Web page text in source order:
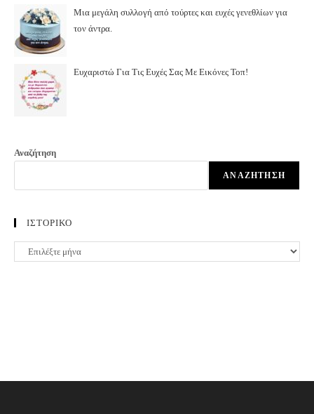
Μια μεγάλη συλλογή από τούρτες και ευχές γενεθλίων για
τον άντρα.
Ευχαριστώ Για Τις Ευχές Σας Με Εικόνες Τοπ!
Αναζήτηση
ΑΝΑΖΉΤΗΣΗ
ΙΣΤΟΡΙΚΟ
ΙΣΤΟΡΙΚΟ